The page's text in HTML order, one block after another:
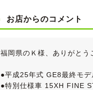
お店からのコメント
福岡県のＫ様、ありがとう
●平成25年式 GE8最終モデ
●特別仕様車 15XH FINE